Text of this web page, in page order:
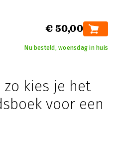
€ 50,00
Nu besteld, woensdag in huis
zo kies je het
voor een